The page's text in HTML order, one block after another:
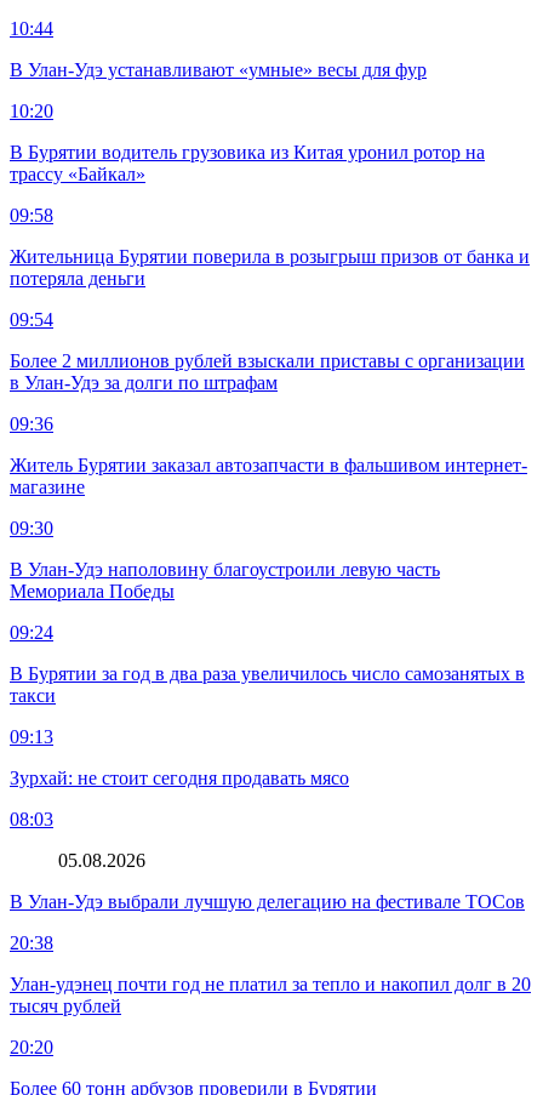
10:44
В Улан-Удэ устанавливают «умные» весы для фур
10:20
В Бурятии водитель грузовика из Китая уронил ротор на
трассу «Байкал»
09:58
Жительница Бурятии поверила в розыгрыш призов от банка и
потеряла деньги
09:54
Более 2 миллионов рублей взыскали приставы с организации
в Улан-Удэ за долги по штрафам
09:36
Житель Бурятии заказал автозапчасти в фальшивом интернет-
магазине
09:30
В Улан-Удэ наполовину благоустроили левую часть
Мемориала Победы
09:24
В Бурятии за год в два раза увеличилось число самозанятых в
такси
09:13
Зурхай: не стоит сегодня продавать мясо
08:03
05.08.2026
В Улан-Удэ выбрали лучшую делегацию на фестивале ТОСов
20:38
Улан-удэнец почти год не платил за тепло и накопил долг в 20
тысяч рублей
20:20
Более 60 тонн арбузов проверили в Бурятии